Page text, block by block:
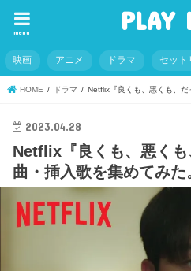
PLAY
menu
映画 アニメ ドラマ セット
HOME ドラマ Netflix『良くも、悪くも、だ
2023.04.28
Netflix『良くも、悪く
曲・挿入歌を集めてみた